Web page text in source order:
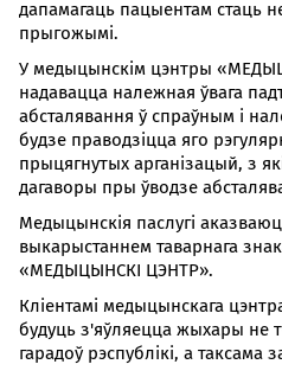
дапамагаць пацыентам стаць
прыгожымі.
У медыцынскім цэнтры
надавацца належная ўвага
абсталявання ў спраўным і
будзе праводзіцца яго
прыцягнутых арганізацый, з
дагаворы пры ўводзе
Медыцынскія паслугі
выкарыстаннем таварнага
«МЕДЫЦЫНСКІ ЦЭНТР».
Кліентамі медыцынскага
будуць з'яўляецца жыхары не
гарадоў рэспублікі, а